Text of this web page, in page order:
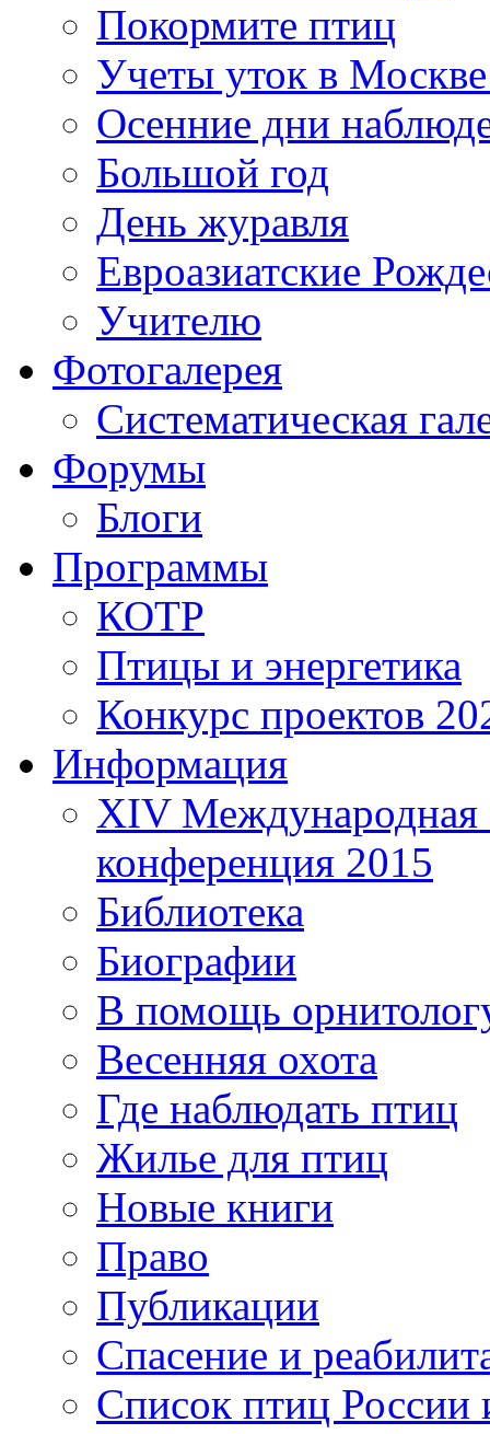
Покормите птиц
Учеты уток в
Осенние дни
Большой год
День журавля
Евроазиатские
Учителю
Фотогалерея
Систематическая
Форумы
Блоги
Программы
КОТР
Птицы и энергетика
Конкурс проектов
Информация
XIV Международная
конференция 2015
Библиотека
Биографии
В помощь
Весенняя охота
Где наблюдать птиц
Жилье для птиц
Новые книги
Право
Публикации
Спасение и
Список птиц России